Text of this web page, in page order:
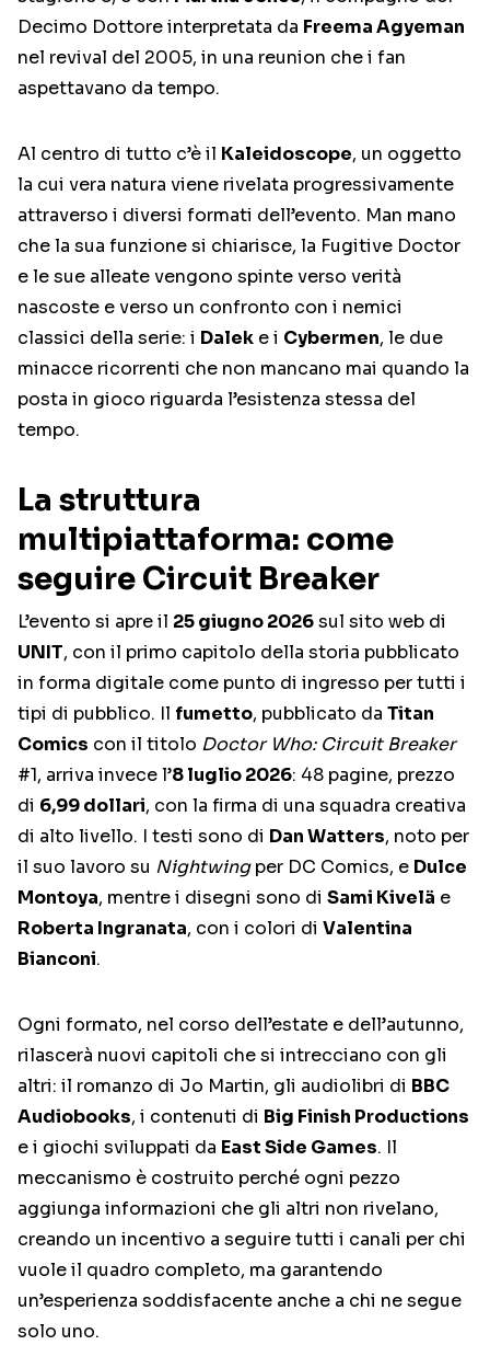
Decimo Dottore interpretata da Freema Agyeman
nel revival del 2005, in una reunion che i fan
aspettavano da tempo.
Al centro di tutto c’è il Kaleidoscope, un oggetto
la cui vera natura viene rivelata progressivamente
attraverso i diversi formati dell’evento. Man mano
che la sua funzione si chiarisce, la Fugitive Doctor
e le sue alleate vengono spinte verso verità
nascoste e verso un confronto con i nemici
classici della serie: i Dalek e i Cybermen, le due
minacce ricorrenti che non mancano mai quando la
posta in gioco riguarda l’esistenza stessa del
tempo.
La struttura
multipiattaforma: come
seguire Circuit Breaker
L’evento si apre il 25 giugno 2026sul sito web di
UNIT, con il primo capitolo della storia pubblicato
in forma digitale come punto di ingresso per tutti i
tipi di pubblico. Il fumetto, pubblicato da Titan
Comics con il titolo Doctor Who: Circuit Breaker
#1, arriva invece l’8 luglio 2026: 48 pagine, prezzo
di 6,99 dollari, con la firma di una squadra creativa
di alto livello. I testi sono di Dan Watters, noto per
il suo lavoro su Nightwingper DC Comics, e Dulce
Montoya, mentre i disegni sono di Sami Kivelä e
Roberta Ingranata, con i colori di Valentina
Bianconi.
Ogni formato, nel corso dell’estate e dell’autunno,
rilascerà nuovi capitoli che si intrecciano con gli
altri: il romanzo di Jo Martin, gli audiolibri di BBC
Audiobooks, i contenuti di Big Finish Productions
e i giochi sviluppati da East Side Games. Il
meccanismo è costruito perché ogni pezzo
aggiunga informazioni che gli altri non rivelano,
creando un incentivo a seguire tutti i canali per chi
vuole il quadro completo, ma garantendo
un’esperienza soddisfacente anche a chi ne segue
solo uno.